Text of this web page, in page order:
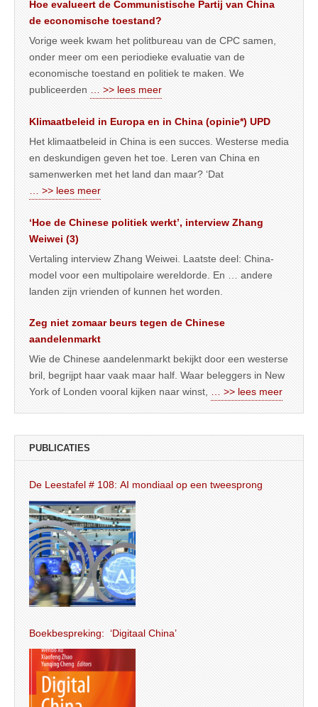
Hoe evalueert de Communistische Partij van China
de economische toestand?
Vorige week kwam het politbureau van de CPC samen,
onder meer om een periodieke evaluatie van de
economische toestand en politiek te maken. We
publiceerden … >> lees meer
Klimaatbeleid in Europa en in China (opinie*) UPD
Het klimaatbeleid in China is een succes. Westerse media
en deskundigen geven het toe. Leren van China en
samenwerken met het land dan maar? ‘Dat
… >> lees meer
‘Hoe de Chinese politiek werkt’, interview Zhang
Weiwei (3)
Vertaling interview Zhang Weiwei. Laatste deel: China-
model voor een multipolaire wereldorde. En … andere
landen zijn vrienden of kunnen het worden.
Zeg niet zomaar beurs tegen de Chinese
aandelenmarkt
Wie de Chinese aandelenmarkt bekijkt door een westerse
bril, begrijpt haar vaak maar half. Waar beleggers in New
York of Londen vooral kijken naar winst, … >> lees meer
PUBLICATIES
De Leestafel # 108: AI mondiaal op een tweesprong
Boekbespreking: ‘Digitaal China’